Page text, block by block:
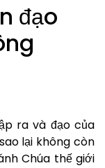
đạo
ra và đạo của
lại không còn
Chúa thế giới